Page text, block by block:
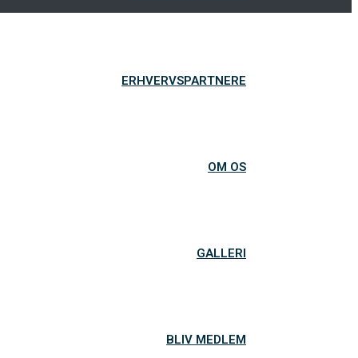
ERHVERVSPARTNERE
OM OS
GALLERI
BLIV MEDLEM